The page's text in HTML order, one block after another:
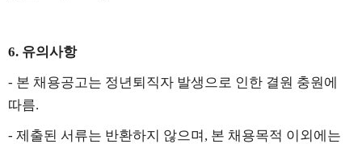
6. 유의사항
- 본 채용공고는 정년퇴직자 발생으로 인한 결원 충원에
따름.
- 제출된 서류는 반환하지 않으며 , 본 채용목적 이외에는